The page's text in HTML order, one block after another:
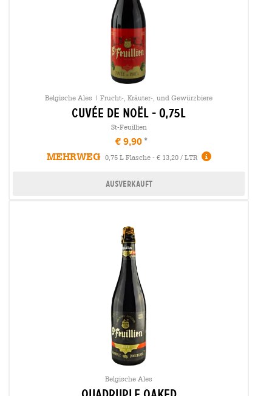
Belgische Ales | Frucht-, Kräuter-, und Gewürzbiere
cuvée de noël - 0,75l
St-Feuillien
€ 9,90
MEHRWEG
0,75 L Flasche - € 13,20 / LTR
Ausverkauft
Belgische Ales